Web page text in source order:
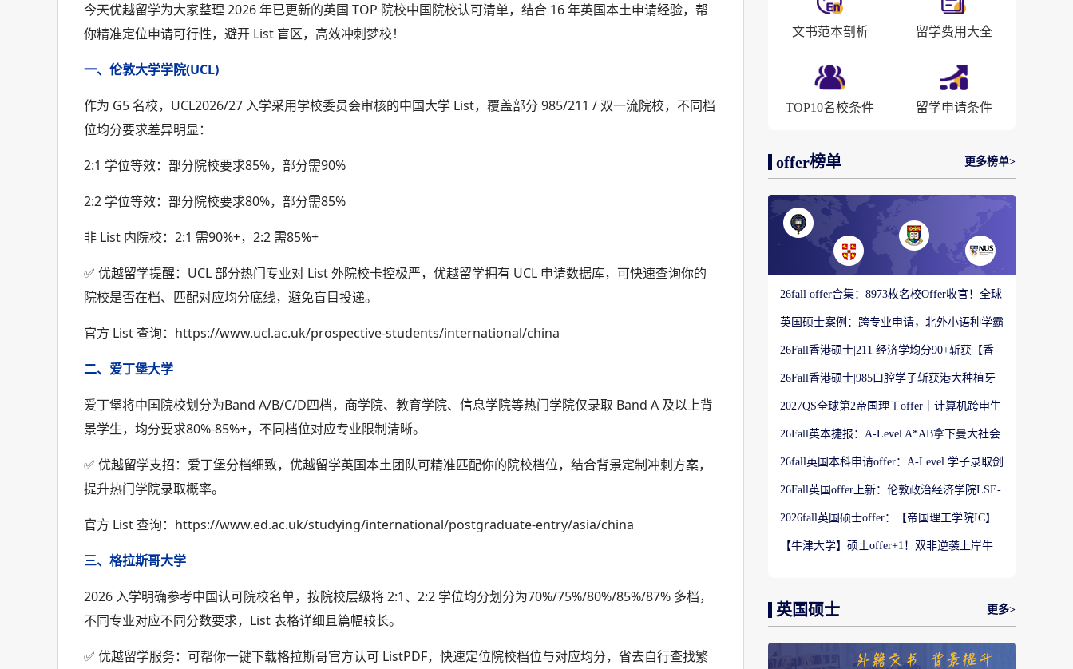
今天优越留学为大家整理 2026 年已更新的英国 TOP 院校中国院校认可清单，结合 16 年英国本土申请经验，帮
你精准定位申请可行性，避开 List 盲区，高效冲刺梦校！
一、伦敦大学学院(UCL)
作为 G5 名校，UCL2026/27 入学采用学校委员会审核的中国大学 List，覆盖部分 985/211 / 双一流院校，不同档
位均分要求差异明显：
2:1 学位等效：部分院校要求85%，部分需90%
2:2 学位等效：部分院校要求80%，部分需85%
非 List 内院校：2:1 需90%+，2:2 需85%+
✅ 优越留学提醒：UCL 部分热门专业对 List 外院校卡控极严，优越留学拥有 UCL 申请数据库，可快速查询你的
院校是否在档、匹配对应均分底线，避免盲目投递。
官方 List 查询：https://www.ucl.ac.uk/prospective-students/international/china
二、爱丁堡大学
爱丁堡将中国院校划分为Band A/B/C/D四档，商学院、教育学院、信息学院等热门学院仅录取 Band A 及以上背
景学生，均分要求80%-85%+，不同档位对应专业限制清晰。
✅ 优越留学支招：爱丁堡分档细致，优越留学英国本土团队可精准匹配你的院校档位，结合背景定制冲刺方案，
提升热门学院录取概率。
官方 List 查询：https://www.ed.ac.uk/studying/international/postgraduate-entry/asia/china
三、格拉斯哥大学
2026 入学明确参考中国认可院校名单，按院校层级将 2:1、2:2 学位均分划分为70%/75%/80%/85%/87% 多档，
不同专业对应不同分数要求，List 表格详细且篇幅较长。
✅ 优越留学服务：可帮你一键下载格拉斯哥官方认可 ListPDF，快速定位院校档位与对应均分，省去自行查找繁
文书范本剖析 留学费用大全
TOP10名校条件 留学申请条件
offer榜单 更多榜单>
26fall offer合集：8973枚名校Offer收官！全球
英国硕士案例：跨专业申请，北外小语种学霸
26Fall香港硕士|211 经济学均分90+斩获【香
26Fall香港硕士|985口腔学子斩获港大种植牙
2027QS全球第2帝国理工offer｜计算机跨申生
26Fall英本捷报：A-Level A*AB拿下曼大社会
26fall英国本科申请offer：A-Level 学子录取剑
26Fall英国offer上新：伦敦政治经济学院LSE-
2026fall英国硕士offer：【帝国理工学院IC】
【牛津大学】硕士offer+1！双非逆袭上岸牛
英国硕士 更多>